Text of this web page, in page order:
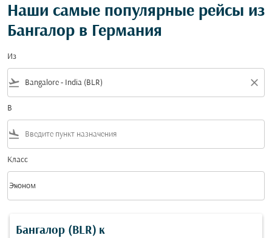
Наши самые популярные рейсы из
Бангалор в Германия
Из
flight_takeoff close
В
flight_land
Класс
Класс option Эконом Selected
Эконом
keyboard_arrow_down
Бангалор (BLR) к